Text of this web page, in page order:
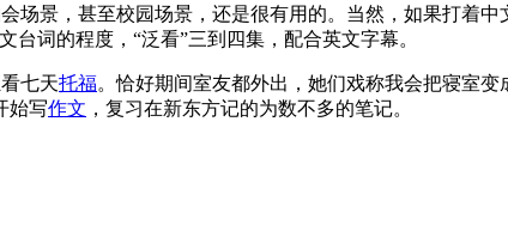
场景，甚至校园场景，还是很有用的。当然，如果打着中
词的程度，“泛看”三到四集，配合英文字幕。
七天托福。恰好期间室友都外出，她们戏称我会把寝室变
始写作文 ，复习在新东方记的为数不多的笔记。